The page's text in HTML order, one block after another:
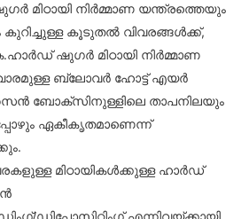
മിഠായി നിർമ്മാണ യന്ത്രത്തെയും
കുറിച്ചുള്ള കൂടുതൽ വിവരങ്ങൾക്ക്,
ഷുഗർ മിഠായി നിർമ്മാണ
ബ്ലോവർ ഹോട്ട് എയർ
ബോക്സിനുള്ളിലെ താപനിലയും
ഏകീകൃതമാണെന്ന്
മിഠായികൾക്കുള്ള ഹാർഡ്